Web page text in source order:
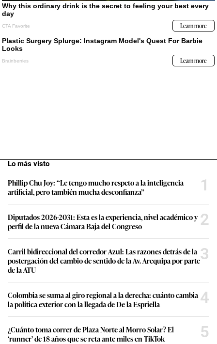
Lo más visto
Phillip Chu Joy: “Le tengo mucho respeto a la inteligencia
artificial, pero también mucha desconfianza”
1
Diputados 2026-2031: Esta es la experiencia, nivel académico y
perfil de la nueva Cámara Baja del Congreso
2
Carril bidireccional del corredor Azul: Las razones detrás de la
postergación del cambio de sentido de la Av. Arequipa por parte
de la ATU
3
Colombia se suma al giro regional a la derecha: cuánto cambia
la política exterior con la llegada de De la Espriella
4
¿Cuánto toma correr de Plaza Norte al Morro Solar? El
‘runner’ de 18 años que se reta ante miles en TikTok
5